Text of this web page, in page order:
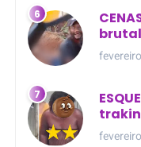
meio